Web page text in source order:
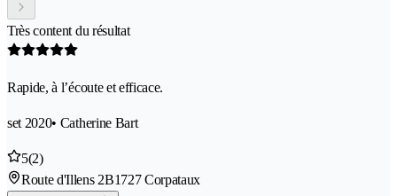
Très content du résultat
Rapide, à l’écoute et efficace.
set 2020• Catherine Bart
5(2)
Route d'Illens 2B1727 Corpataux